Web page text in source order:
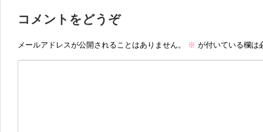
コメントをどうぞ
メールアドレスが公開されることはありません。 ※ が付いている欄は